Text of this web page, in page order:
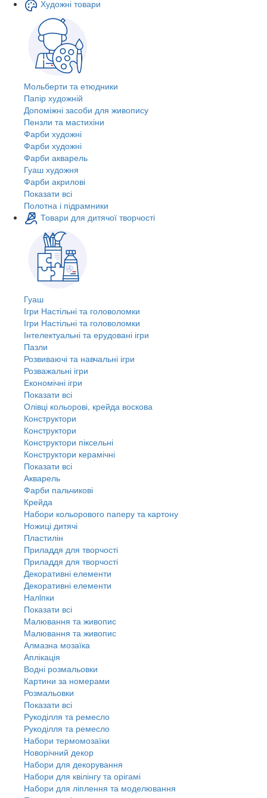
Художні товари
Мольберти та етюдники
Папір художній
Допоміжні засоби для живопису
Пензли та мастихіни
Фарби художні
Фарби художні
Фарби акварель
Гуаш художня
Фарби акрилові
Показати всі
Полотна і підрамники
Товари для дитячої творчості
Гуаш
Ігри Настільні та головоломки
Ігри Настільні та головоломки
Інтелектуальні та ерудовані ігри
Пазли
Розвиваючі та навчальні ігри
Розважальні ігри
Економічні ігри
Показати всі
Олівці кольорові, крейда воскова
Конструктори
Конструктори
Конструктори піксельні
Конструктори керамічні
Показати всі
Акварель
Фарби пальчикові
Крейда
Набори кольорового паперу та картону
Ножиці дитячі
Пластилін
Приладдя для творчості
Приладдя для творчості
Декоративні елементи
Декоративні елементи
Налiпки
Показати всі
Малювання та живопис
Малювання та живопис
Алмазна мозаїка
Аплікація
Водні розмальовки
Картини за номерами
Розмальовки
Показати всі
Рукоділля та ремесло
Рукоділля та ремесло
Набори термомозаїки
Новорічний декор
Набори для декорування
Набори для квілінгу та орігамі
Набори для ліплення та моделювання